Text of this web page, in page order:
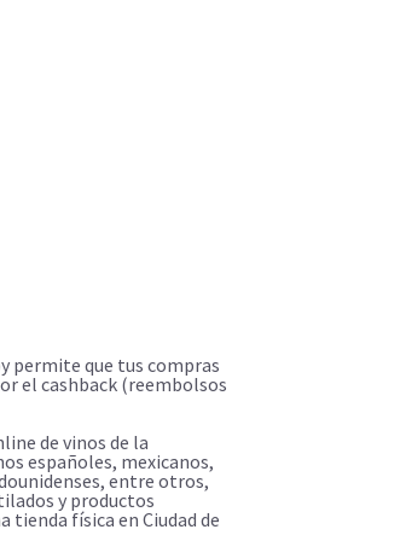
permite que tus compras
el cashback (reembolsos
de vinos de la
españoles, mexicanos,
entre otros,
y productos
tienda física en Ciudad de